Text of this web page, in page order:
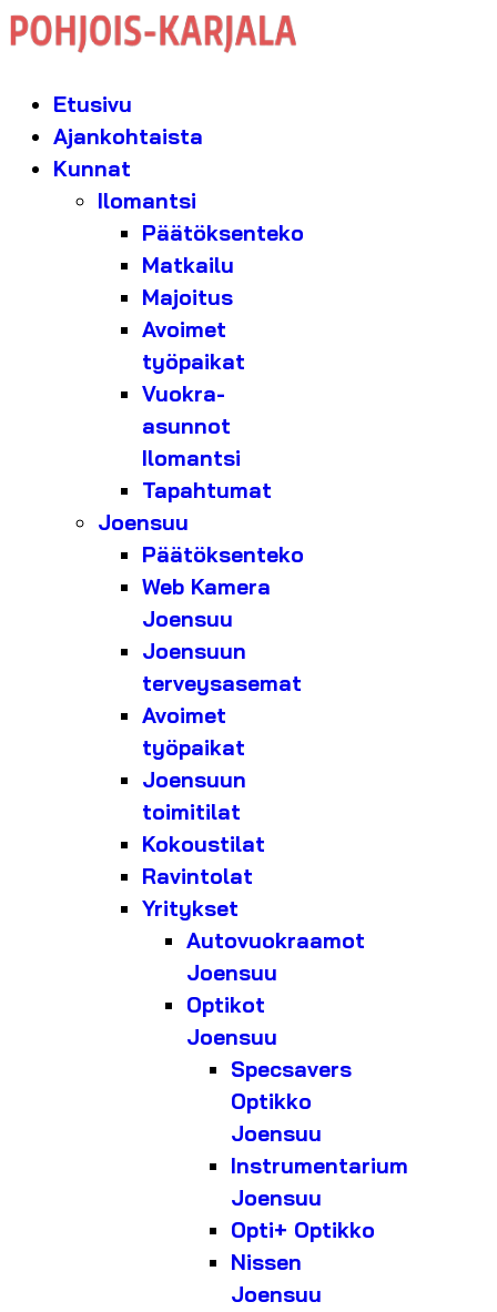
Etusivu
Ajankohtaista
Kunnat
Ilomantsi
Päätöksenteko
Matkailu
Majoitus
Avoimet
työpaikat
Vuokra-
asunnot
Ilomantsi
Tapahtumat
Joensuu
Päätöksenteko
Web Kamera
Joensuu
Joensuun
terveysasemat
Avoimet
työpaikat
Joensuun
toimitilat
Kokoustilat
Ravintolat
Yritykset
Autovuokraamot
Joensuu
Optikot
Joensuu
Specsavers
Optikko
Joensuu
Instrumentarium
Joensuu
Opti+ Optikko
Nissen
Joensuu